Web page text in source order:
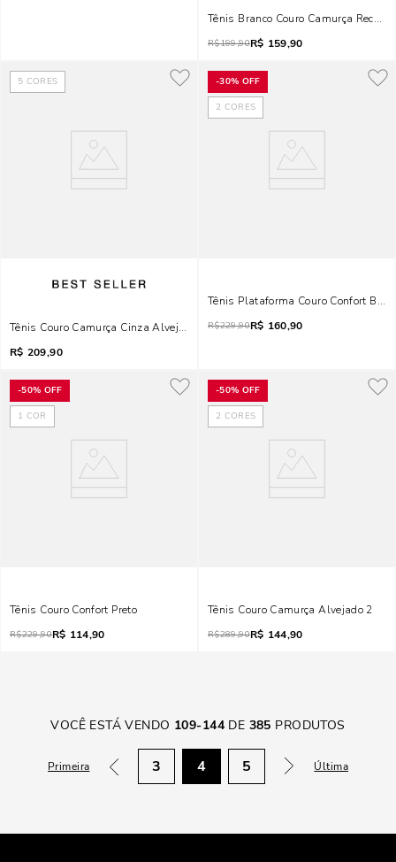
Tênis Branco Couro Camurça
R$199,90R$ 159,90
5 CORES
Tênis Couro Camurça Cinza Alvejado
R$ 209,90
-30% OFF
2 CORES
Tênis Plataforma Couro Confort
R$229,90R$ 160,90
-50% OFF
1 COR
Tênis Couro Confort Preto
R$229,90R$ 114,90
-50% OFF
2 CORES
Tênis Couro Camurça Alvejado 2
R$289,90R$ 144,90
VOCÊ ESTÁ VENDO 109-144 DE 385 PRODUTOS
Primeira 3 4 5 Última